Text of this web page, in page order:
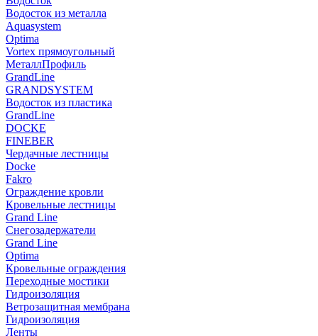
Водосток из металла
Aquasystem
Optima
Vortex прямоугольный
МеталлПрофиль
GrandLine
GRANDSYSTEM
Водосток из пластика
GrandLine
DOCKE
FINEBER
Чердачные лестницы
Docke
Fakro
Ограждение кровли
Кровельные лестницы
Grand Line
Снегозадержатели
Grand Line
Optima
Кровельные ограждения
Переходные мостики
Гидроизоляция
Ветрозащитная мембрана
Гидроизоляция
Ленты